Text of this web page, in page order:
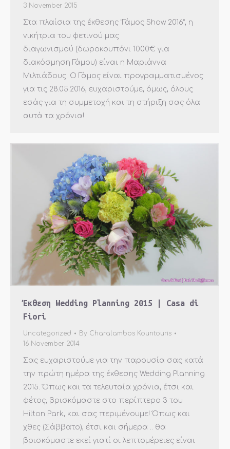
3 November 2015
Στα πλαίσια της έκθεσης “Γάμος Show 2016”, η
νικήτρια του φετινού μας
διαγωνισμού (δωροκουπόνι 1000€ για
διακόσμηση Γάμου) είναι η Μαριάννα
Μιλτιάδους. Ο Γάμος είναι προγραμματισμένος
για τις 28.05.2016, ευχαριστούμε, όμως, όλους
εσάς για τη συμμετοχή και τη στήριξη σας όλα
αυτά τα χρόνια!
Έκθεση Wedding Planning 2015 | Casa di
Fiori
Uncategorized By Charalambos Kountouris
16 November 2014
Σας ευχαριστούμε για την παρουσία σας κατά
την πρώτη ημέρα της έκθεσης Wedding Planning
2015. Όπως και τα τελευταία χρόνια, έτσι και
φέτος, βρισκόμαστε στο περίπτερο 3 του
Hilton Park, και σας περιμένουμε! Όπως και
χθες (Σάββατο), έτσι και σήμερα .. θα
βρισκόμαστε εκεί γιατί οι λεπτομέρειες είναι